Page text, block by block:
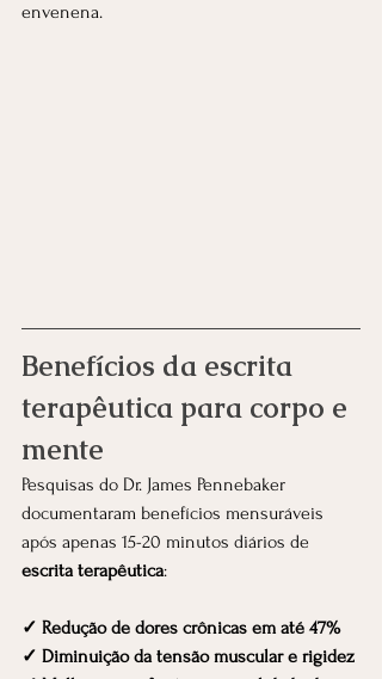
envenena.
Benefícios da escrita
terapêutica para corpo e
mente
Pesquisas do Dr. James Pennebaker
documentaram benefícios mensuráveis
após apenas 15-20 minutos diários de
escrita terapêutica:
✓ Redução de dores crônicas em até 47%
✓ Diminuição da tensão muscular e rigidez